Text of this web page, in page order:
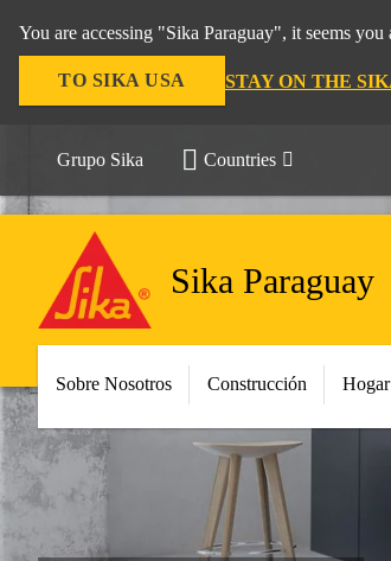
You are accessing "Sika Paraguay", it seems
TO SIKA USA STAY ON THE
Grupo Sika Countries
Sika Paraguay
Sobre Nosotros Construcción Hogar